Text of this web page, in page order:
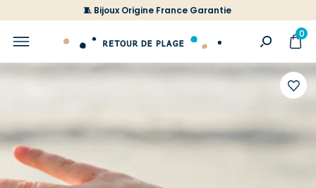
🧵 Bijoux Origine France Garantie
0
à
votre